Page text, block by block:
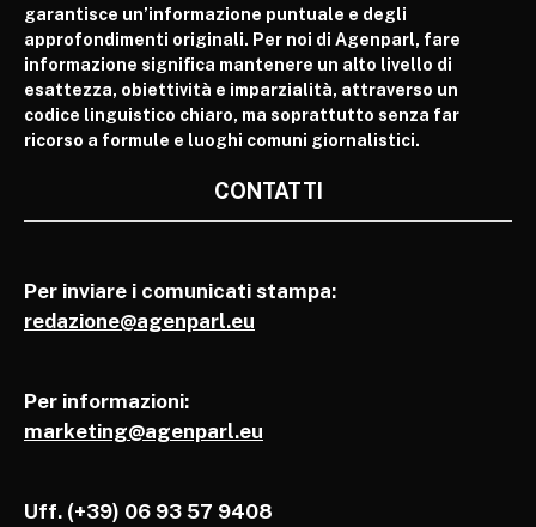
garantisce un’informazione puntuale e degli
approfondimenti originali. Per noi di Agenparl, fare
informazione significa mantenere un alto livello di
esattezza, obiettività e imparzialità, attraverso un
codice linguistico chiaro, ma soprattutto senza far
ricorso a formule e luoghi comuni giornalistici.
CONTATTI
Per inviare i comunicati stampa:
redazione@agenparl.eu
Per informazioni:
marketing@agenparl.eu
Uff. (+39) 06 93 57 9408